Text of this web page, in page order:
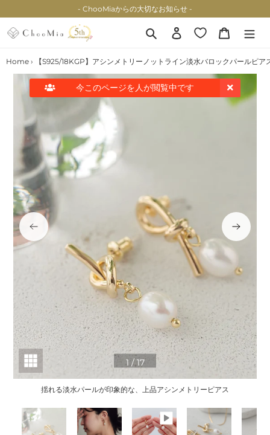
ン
テ
ツ
- ChooMiaからの大切なお知らせ -
検索 ログイン カート
今このページを人が閲覧中です
Home › 【S925/18KGP】アシンメトリーノットライン淡水バロックパールピ
揺れる淡水パールが印象的な、上品アシンメトリーピアス
1 / 17